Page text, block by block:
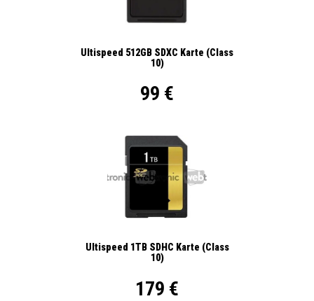
Ultispeed 512GB SDXC Karte (Class
10)
99 €
Ultispeed 1TB SDHC Karte (Class
10)
179 €